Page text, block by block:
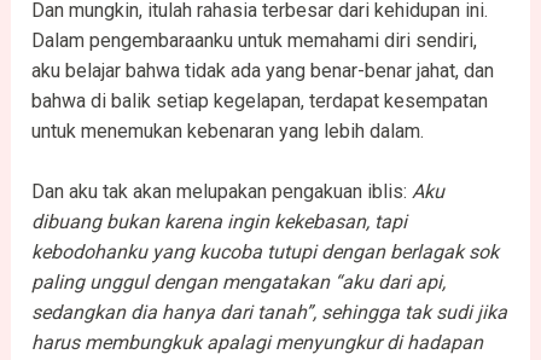
Dan mungkin, itulah rahasia terbesar dari kehidupan ini.
Dalam pengembaraanku untuk memahami diri sendiri,
aku belajar bahwa tidak ada yang benar-benar jahat, dan
bahwa di balik setiap kegelapan, terdapat kesempatan
untuk menemukan kebenaran yang lebih dalam.
Dan aku tak akan melupakan pengakuan iblis:Aku
dibuang bukan karena ingin kekebasan, tapi
kebodohanku yang kucoba tutupi dengan berlagak sok
paling unggul dengan mengatakan “aku dari api,
sedangkan dia hanya dari tanah”, sehingga tak sudi jika
harus membungkuk apalagi menyungkur di hadapan